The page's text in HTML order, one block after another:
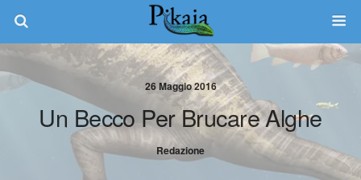
26 Maggio 2016
Un Becco Per Brucare Alghe
Redazione